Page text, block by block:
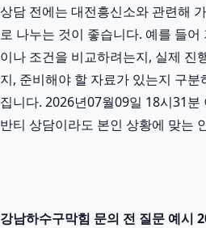
상담 전에는 대전흥신소와 관련해
로 나누는 것이 좋습니다. 예를 들
이나 조건을 비교하려는지, 실제 진
지, 준비해야 할 자료가 있는지 구
집니다. 2026년07월09일 18시31
반티 상담이라도 본인 상황에 맞는
강남하수구막힘 문의 전 질문 예시